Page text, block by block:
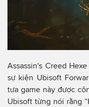
Assassin's Creed
sự kiện Ubisoft
tựa game này được
Ubisoft từng nói rằng